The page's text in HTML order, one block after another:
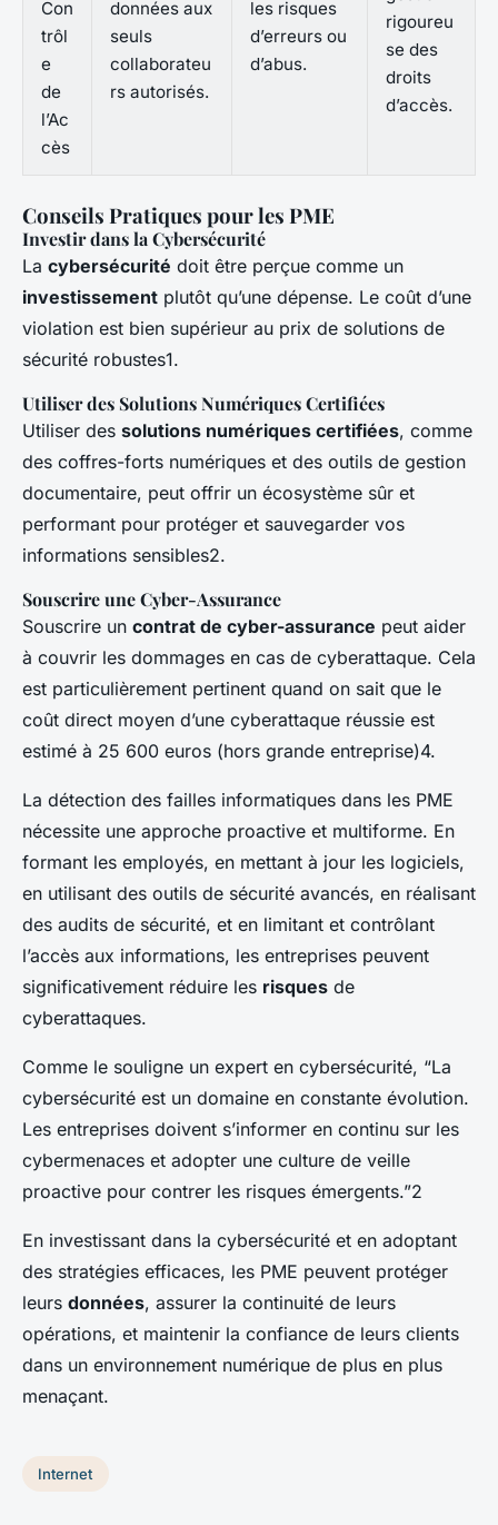
Con
trôl
e
de
l’Ac
cès
données aux
seuls
collaborateu
rs autorisés.
les risques
d’erreurs ou
d’abus.
rigoureu
se des
droits
d’accès.
Conseils Pratiques pour les PME
Investir dans la Cybersécurité
La cybersécurité doit être perçue comme un
investissement plutôt qu’une dépense. Le coût d’une
violation est bien supérieur au prix de solutions de
sécurité robustes1.
Utiliser des Solutions Numériques Certifiées
Utiliser des solutions numériques certifiées, comme
des coffres-forts numériques et des outils de gestion
documentaire, peut offrir un écosystème sûr et
performant pour protéger et sauvegarder vos
informations sensibles2.
Souscrire une Cyber-Assurance
Souscrire un contrat de cyber-assurance peut aider
à couvrir les dommages en cas de cyberattaque. Cela
est particulièrement pertinent quand on sait que le
coût direct moyen d’une cyberattaque réussie est
estimé à 25 600 euros (hors grande entreprise)4.
La détection des failles informatiques dans les PME
nécessite une approche proactive et multiforme. En
formant les employés, en mettant à jour les logiciels,
en utilisant des outils de sécurité avancés, en réalisant
des audits de sécurité, et en limitant et contrôlant
l’accès aux informations, les entreprises peuvent
significativement réduire les risques de
cyberattaques.
Comme le souligne un expert en cybersécurité, “La
cybersécurité est un domaine en constante évolution.
Les entreprises doivent s’informer en continu sur les
cybermenaces et adopter une culture de veille
proactive pour contrer les risques émergents.”2
En investissant dans la cybersécurité et en adoptant
des stratégies efficaces, les PME peuvent protéger
leurs données, assurer la continuité de leurs
opérations, et maintenir la confiance de leurs clients
dans un environnement numérique de plus en plus
menaçant.
Internet